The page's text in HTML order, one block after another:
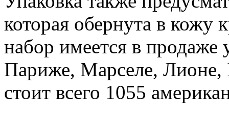
которая обернута в кожу
набор имеется в
Париже, Марселе, Лионе,
стоит всего 1055